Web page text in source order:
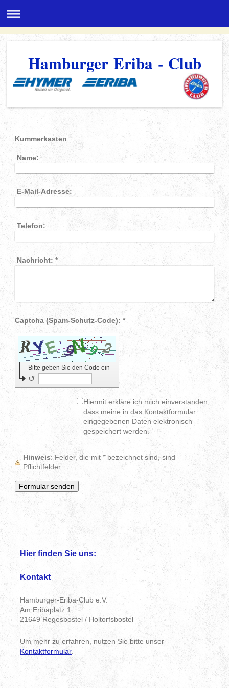
Hamburger Eriba - Club
Kummerkasten
Name:
E-Mail-Adresse:
Telefon:
Nachricht: *
Captcha (Spam-Schutz-Code): *
Bitte geben Sie den Code ein
↺
Hiermit erkläre ich mich einverstanden,
dass meine in das Kontaktformular
eingegebenen Daten elektronisch
gespeichert werden.
Hinweis : Felder, die mit *bezeichnet sind, sind
Pflichtfelder.
Hier finden Sie uns:
Kontakt
Hamburger-Eriba-Club e.V.
Am Eribaplatz 1
21649 Regesbostel / Holtorfsbostel
Um mehr zu erfahren, nutzen Sie bitte unser
Kontaktformular